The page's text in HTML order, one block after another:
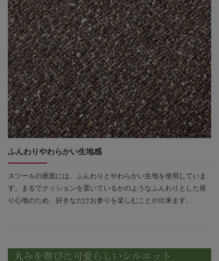
ふんわりやわらかい生地感
スツールの座面には、ふんわりとやわらかい生地を使用していま
す。まるでクッションを置いているかのようなふんわりとした座
り心地のため、好きなだけお参りを楽しむことが出来ます。